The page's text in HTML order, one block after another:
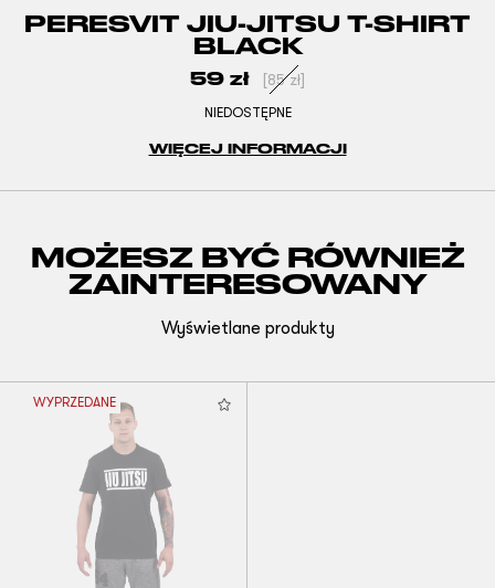
PERESVIT JIU-JITSU T-SHIRT
BLACK
59 zł [85 zł]
NIEDOSTĘPNE
WIĘCEJ INFORMACJI
MOŻESZ BYĆ RÓWNIEŻ
ZAINTERESOWANY
Wyświetlane produkty
WYPRZEDANE